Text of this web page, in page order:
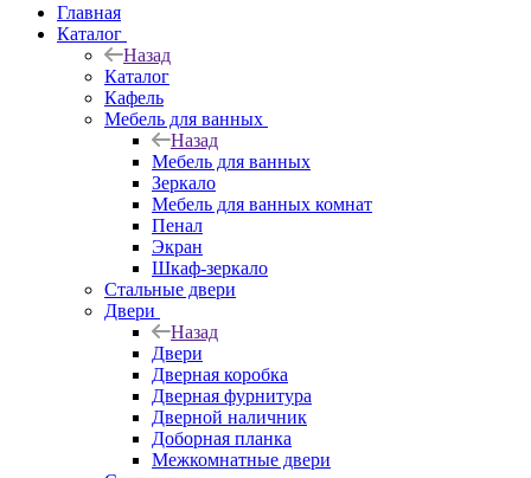
Главная
Каталог
Назад
Каталог
Кафель
Мебель для ванных
Назад
Мебель для ванных
Зеркало
Мебель для ванных комнат
Пенал
Экран
Шкаф-зеркало
Стальные двери
Двери
Назад
Двери
Дверная коробка
Дверная фурнитура
Дверной наличник
Доборная планка
Межкомнатные двери